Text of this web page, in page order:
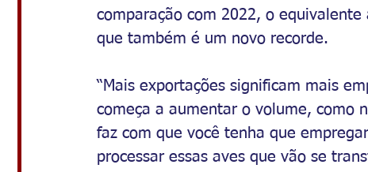
comparação com 2022, o
que também é um novo recorde.
“Mais exportações significam mais
começa a aumentar o volume, como
faz com que você tenha que
processar essas aves que vão se